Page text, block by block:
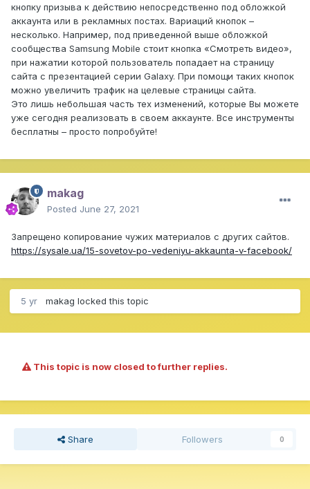
кнопку призыва к действию непосредственно под обложкой
аккаунта или в рекламных постах. Вариаций кнопок –
несколько. Например, под приведенной выше обложкой
сообщества Samsung Mobile стоит кнопка «Смотреть видео»,
при нажатии которой пользователь попадает на страницу
сайта с презентацией серии Galaxy. При помощи таких кнопок
можно увеличить трафик на целевые страницы сайта.
Это лишь небольшая часть тех изменений, которые Вы можете
уже сегодня реализовать в своем аккаунте. Все инструменты
бесплатны – просто попробуйте!
makag
Posted June 27, 2021
Запрещено копирование чужих материалов с других сайтов.
https://sysale.ua/15-sovetov-po-vedeniyu-akkaunta-v-facebook/
5 yr makag locked this topic
This topic is now closed to further replies.
Share Followers 0